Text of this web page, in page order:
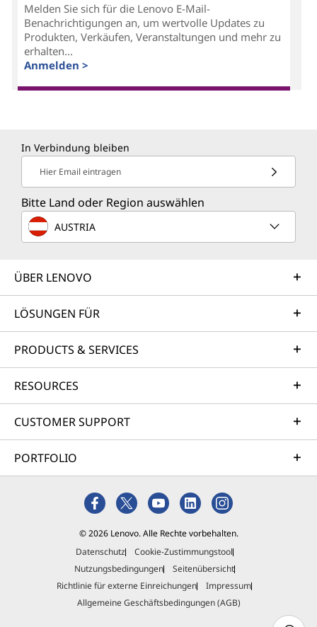
Melden Sie sich für die Lenovo E-Mail-
Benachrichtigungen an, um wertvolle Updates zu
Produkten, Verkäufen, Veranstaltungen und mehr zu
erhalten...
Anmelden >
In Verbindung bleiben
Hier Email eintragen
Bitte Land oder Region auswählen
AUSTRIA
ÜBER LENOVO
LÖSUNGEN FÜR
PRODUCTS & SERVICES
RESOURCES
CUSTOMER SUPPORT
PORTFOLIO
© 2026 Lenovo. Alle Rechte vorbehalten.
Datenschutz
Cookie-Zustimmungstool
Nutzungsbedingungen
Seitenübersicht
Richtlinie für externe Einreichungen
Impressum
Allgemeine Geschäftsbedingungen (AGB)